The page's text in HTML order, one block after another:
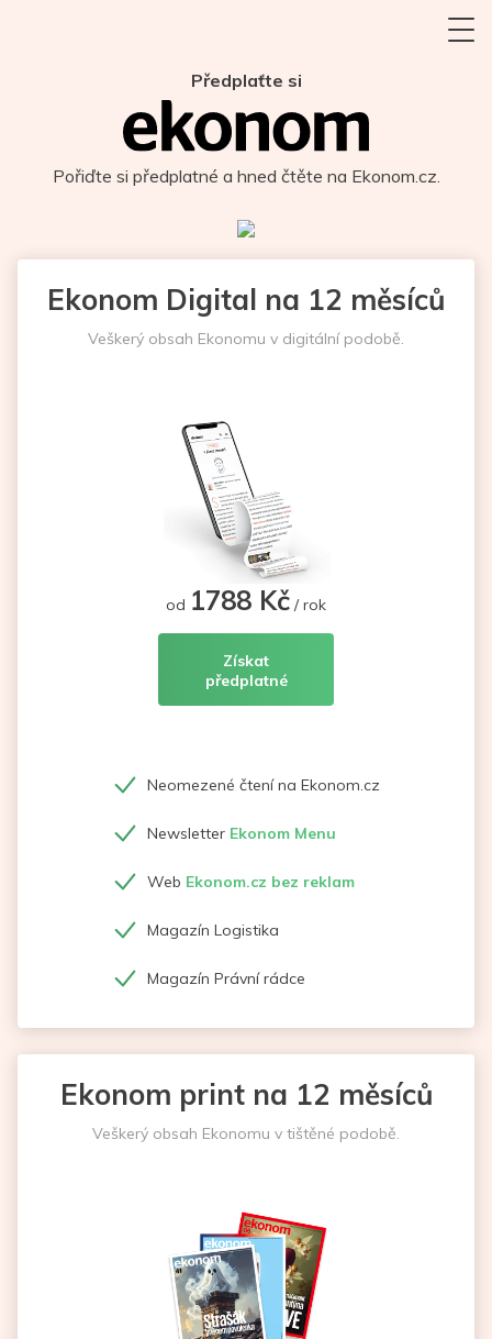
Předplaťte si
Pořiďte si předplatné a hned čtěte na Ekonom.cz.
Ekonom Digital na 12 měsíců
Veškerý obsah Ekonomu v digitální podobě.
od 1788 Kč / rok
Získat
předplatné
Neomezené čtení na Ekonom.cz
Newsletter Ekonom Menu
Web Ekonom.cz bez reklam
Magazín Logistika
Magazín Právní rádce
Ekonom print na 12 měsíců
Veškerý obsah Ekonomu v tištěné podobě.